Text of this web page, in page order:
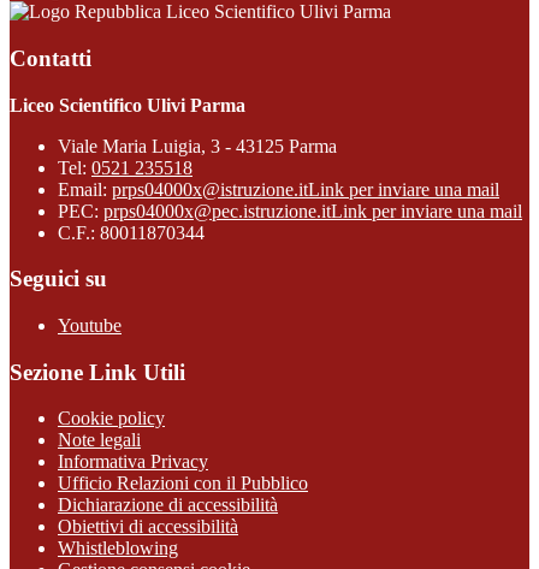
Liceo Scientifico Ulivi Parma
Contatti
Liceo Scientifico Ulivi Parma
Viale Maria Luigia, 3 - 43125 Parma
Tel: 0521 235518
Email: prps04000x@istruzione.itLink per inviare una mail
PEC: prps04000x@pec.istruzione.itLink per inviare una mail
C.F.: 80011870344
Seguici su
Youtube
Sezione Link Utili
Cookie policy
Note legali
Informativa Privacy
Ufficio Relazioni con il Pubblico
Dichiarazione di accessibilità
Obiettivi di accessibilità
Whistleblowing